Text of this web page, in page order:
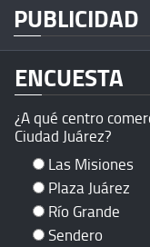
PUBLICIDAD
ENCUESTA
¿A qué centro
Ciudad Juárez?
Las Misiones
Plaza Juárez
Río Grande
Sendero